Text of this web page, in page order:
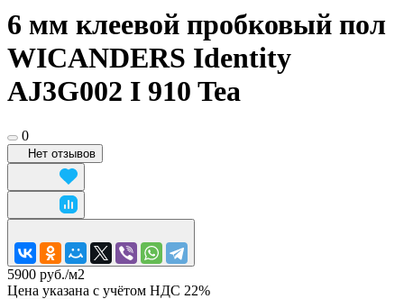
6 мм клеевой пробковый пол
WICANDERS Identity
AJ3G002 I 910 Tea
0
Нет отзывов
5900 руб./м2
Цена указана с учётом НДС 22%